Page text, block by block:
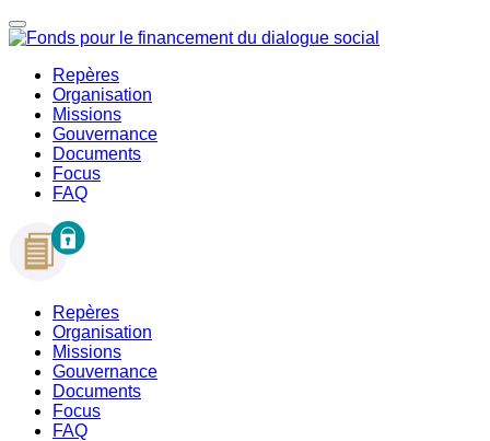
Repères
Organisation
Missions
Gouvernance
Documents
Focus
FAQ
Repères
Organisation
Missions
Gouvernance
Documents
Focus
FAQ